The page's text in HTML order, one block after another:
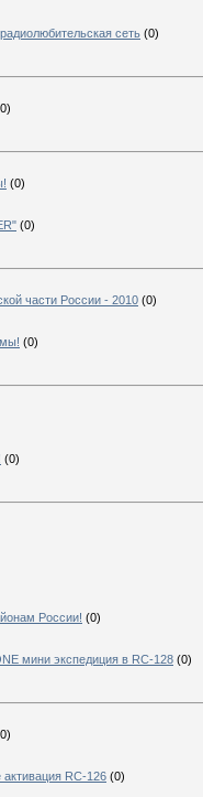
сеть (0)
(0)
(0)
части России - 2010 (0)
(0)
(0)
России! (0)
мини экспедиция в RC-128 (0)
RC-126 (0)